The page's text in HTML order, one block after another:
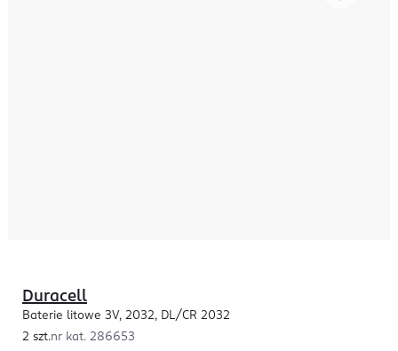
Duracell
Baterie litowe 3V, 2032, DL/CR 2032
2 szt.nr kat. 286653